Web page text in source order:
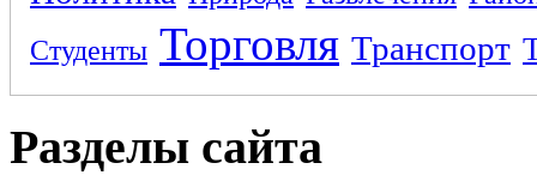
Студенты Торговля Транспорт
Разделы сайта